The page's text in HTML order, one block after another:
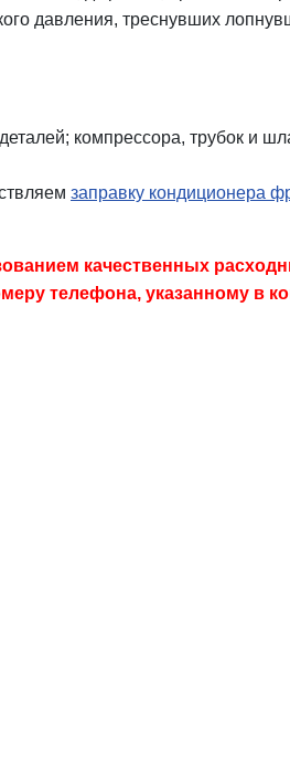
давления, треснувших
компрессора, трубок и
заправку кондиционера
качественных
телефона, указанному в